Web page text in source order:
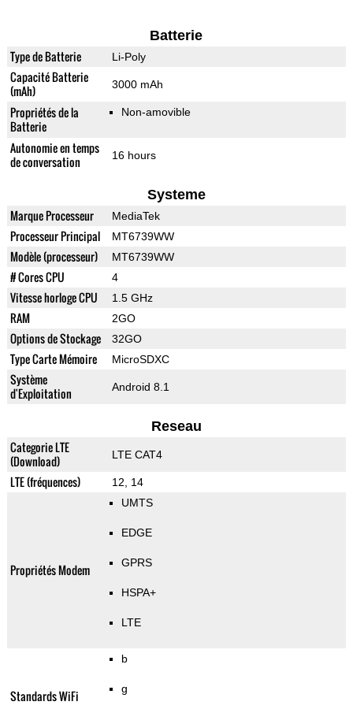
Batterie
Type de Batterie Li-Poly
Capacité Batterie
(mAh)
3000 mAh
Propriétés de la
Batterie
Non-amovible
Autonomie en temps
de conversation
16 hours
Systeme
Marque Processeur MediaTek
Processeur Principal MT6739WW
Modèle (processeur) MT6739WW
# Cores CPU 4
Vitesse horloge CPU 1.5 GHz
RAM 2GO
Options de Stockage 32GO
Type Carte Mémoire MicroSDXC
Système
d'Exploitation
Android 8.1
Reseau
Categorie LTE
(Download)
LTE CAT4
LTE (fréquences) 12, 14
Propriétés Modem
UMTS
EDGE
GPRS
HSPA+
LTE
Standards WiFi
b
g